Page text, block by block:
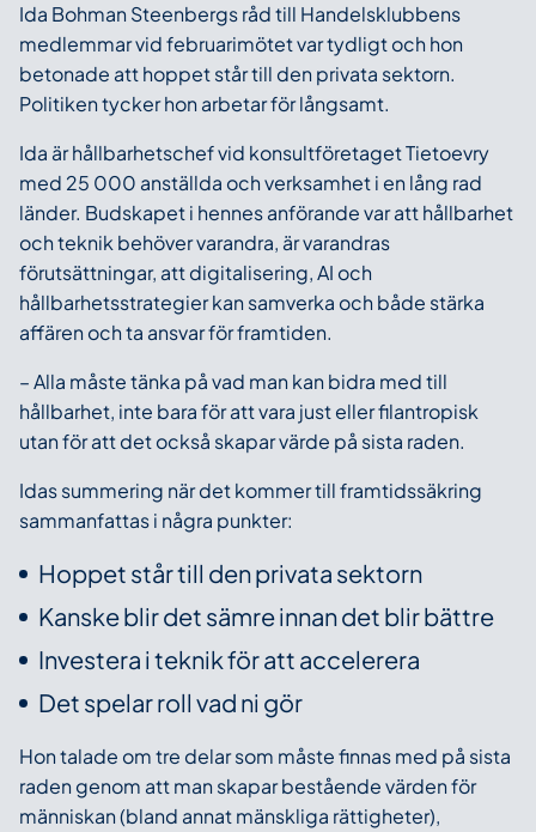
Ida Bohman Steenbergs råd till Handelsklubbens
medlemmar vid februarimötet var tydligt och hon
betonade att hoppet står till den privata sektorn.
Politiken tycker hon arbetar för långsamt.
Ida är hållbarhetschef vid konsultföretaget Tietoevry
med 25 000 anställda och verksamhet i en lång rad
länder. Budskapet i hennes anförande var att hållbarhet
och teknik behöver varandra, är varandras
förutsättningar, att digitalisering, AI och
hållbarhetsstrategier kan samverka och både stärka
affären och ta ansvar för framtiden.
– Alla måste tänka på vad man kan bidra med till
hållbarhet, inte bara för att vara just eller filantropisk
utan för att det också skapar värde på sista raden.
Idas summering när det kommer till framtidssäkring
sammanfattas i några punkter:
Hoppet står till den privata sektorn
Kanske blir det sämre innan det blir bättre
Investera i teknik för att accelerera
Det spelar roll vad ni gör
Hon talade om tre delar som måste finnas med på sista
raden genom att man skapar bestående värden för
människan (bland annat mänskliga rättigheter),